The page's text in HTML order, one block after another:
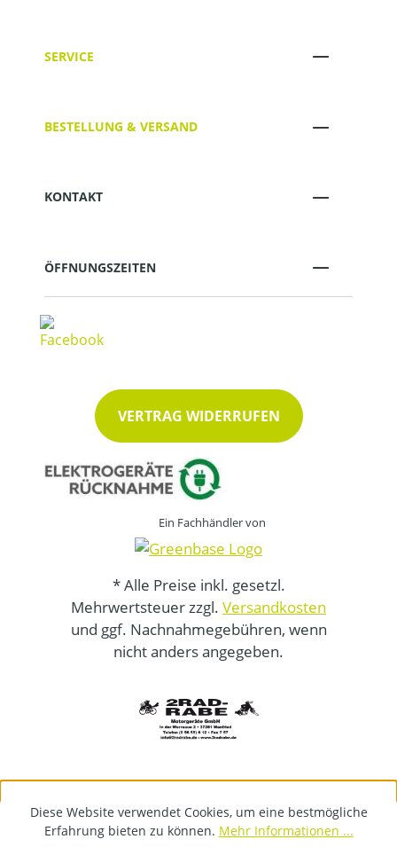
SERVICE
BESTELLUNG & VERSAND
KONTAKT
ÖFFNUNGSZEITEN
VERTRAG WIDERRUFEN
Ein Fachhändler von
* Alle Preise inkl. gesetzl.
Mehrwertsteuer zzgl. Versandkosten
und ggf. Nachnahmegebühren, wenn
nicht anders angegeben.
Diese Website verwendet Cookies, um eine bestmögliche
Erfahrung bieten zu können. Mehr Informationen ...